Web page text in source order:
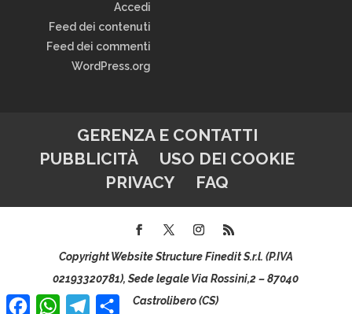
Accedi
Feed dei contenuti
Feed dei commenti
WordPress.org
GERENZA E CONTATTI
PUBBLICITÀ
USO DEI COOKIE
PRIVACY
FAQ
Copyright Website Structure Finedit S.r.l. (P.IVA
02193320781), Sede legale Via Rossini,2 – 87040
Castrolibero (CS)
Facebook
WhatsAppTelegram
Condividi